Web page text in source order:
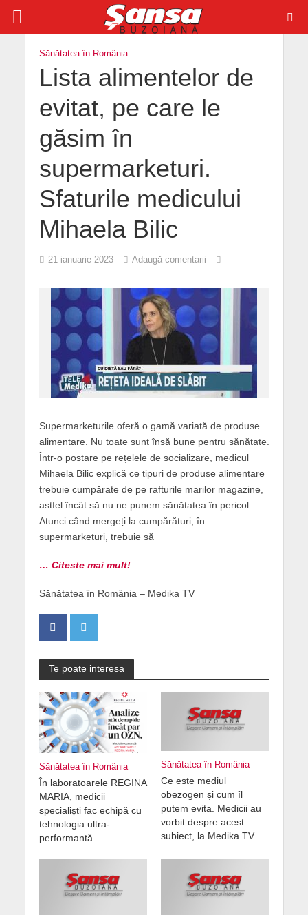
Sănătatea în România
Lista alimentelor de
evitat, pe care le
găsim în
supermarketuri.
Sfaturile medicului
Mihaela Bilic
21 ianuarie 2023 Adaugă comentarii
Supermarketurile oferă o gamă variată de produse
alimentare. Nu toate sunt însă bune pentru sănătate.
Într-o postare pe rețelele de socializare, medicul
Mihaela Bilic explică ce tipuri de produse alimentare
trebuie cumpărate de pe rafturile marilor magazine,
astfel încât să nu ne punem sănătatea în pericol.
Atunci când mergeți la cumpărături, în
supermarketuri, trebuie să
… Citeste mai mult!
Sănătatea în România – Medika TV
Te poate interesa
Sănătatea în România
În laboratoarele REGINA
MARIA, medicii
specialiști fac echipă cu
tehnologia ultra-
performantă
Sănătatea în România
Ce este mediul
obezogen și cum îl
putem evita. Medicii au
vorbit despre acest
subiect, la Medika TV